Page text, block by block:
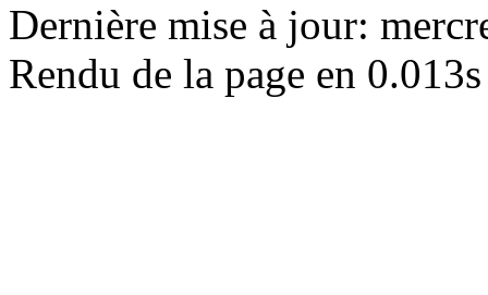
Dernière mise à jour:
Rendu de la page en 0.013s